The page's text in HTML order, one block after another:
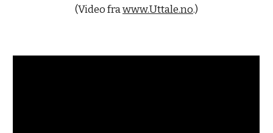
(Video fra www.Uttale.no.)